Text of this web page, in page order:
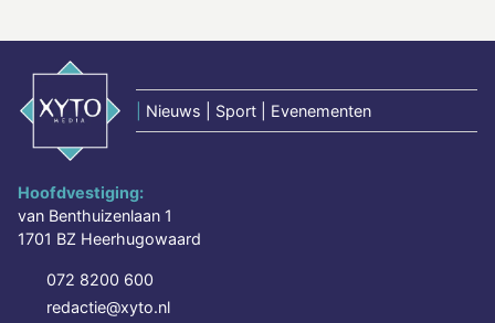
Nieuws | Sport | Evenementen
Hoofdvestiging:
van Benthuizenlaan 1
1701 BZ Heerhugowaard
072 8200 600
redactie@xyto.nl